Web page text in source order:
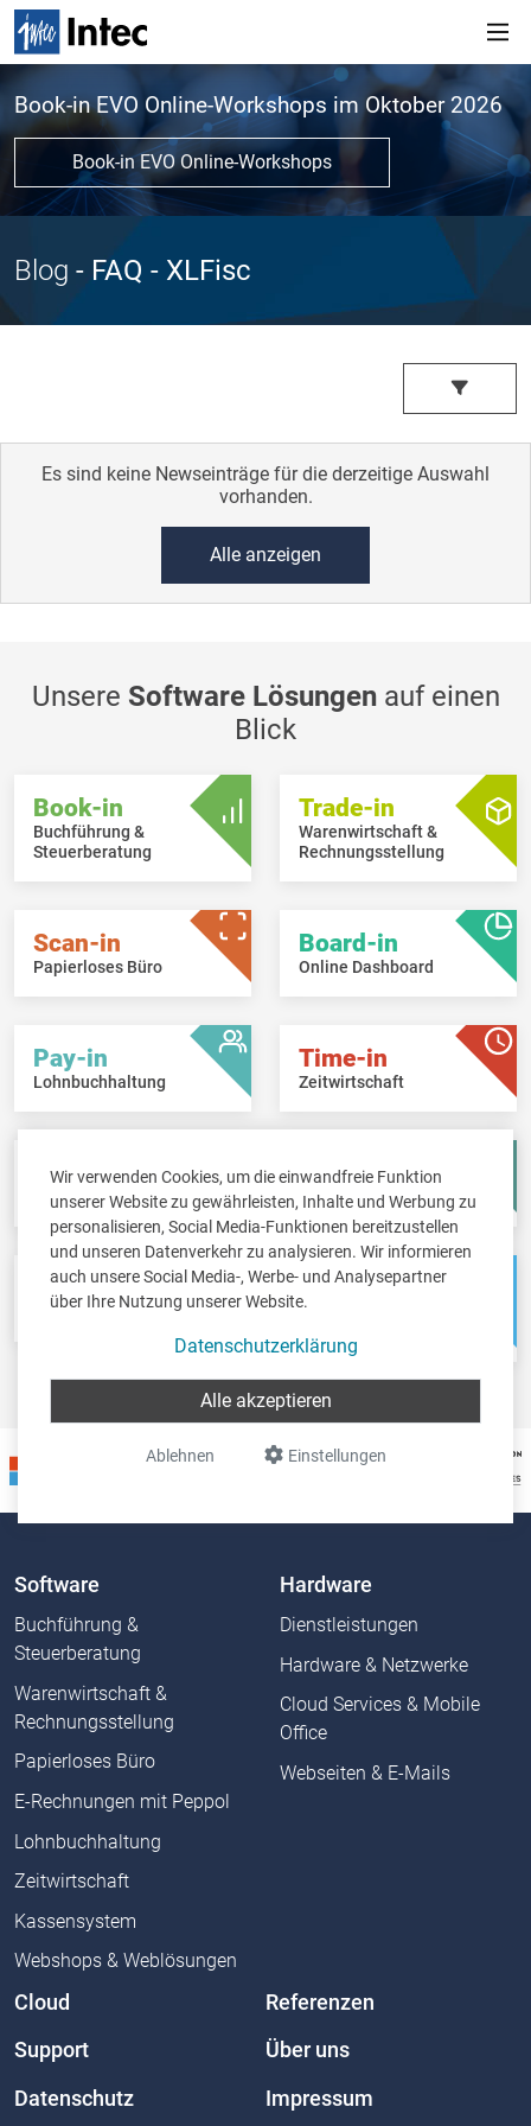
Wir verwenden Cookies, um die einwandfreie Funktion
unserer Website zu gewährleisten, Inhalte und Werbung zu
personalisieren, Social Media-Funktionen bereitzustellen
und unseren Datenverkehr zu analysieren. Wir informieren
auch unsere Social Media-, Werbe- und Analysepartner
über Ihre Nutzung unserer Website.
Datenschutzerklärung
Einstellungen
Ablehnen
Alle akzeptieren
Book-in EVO Online-Workshops im Oktober 2026
Book-in EVO Online-Workshops
Blog - FAQ - XLFisc
Es sind keine Newseinträge für die derzeitige Auswahl
vorhanden.
Alle anzeigen
Unsere Software Lösungenauf einen
Blick
Book-in
Buchführung &
Steuerberatung
Trade-in
Warenwirtschaft &
Rechnungsstellung
Scan-in
Papierloses Büro
Board-in
Online Dashboard
Pay-in
Lohnbuchhaltung
Time-in
Zeitwirtschaft
Fisc-in
Steuererklärungen
Account-in
Jahresabschlüsse
Pos-in
Kassensystem
Net-in
Webshops &
Software
Buchführung &
Steuerberatung
Warenwirtschaft &
Rechnungsstellung
Papierloses Büro
E-Rechnungen mit Peppol
Lohnbuchhaltung
Zeitwirtschaft
Kassensystem
Webshops & Weblösungen
Hardware
Dienstleistungen
Hardware & Netzwerke
Cloud Services & Mobile
Office
Webseiten & E-Mails
Cloud Referenzen
Support Über uns
Datenschutz Impressum